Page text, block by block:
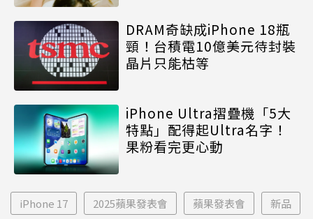
DRAM奇缺成iPhone 18瓶
頸！台積電10億美元待封裝
晶片只能枯等
iPhone Ultra摺疊機「5大
特點」配得起Ultra名字！
果粉看完更心動
iPhone 17 2025蘋果發表會 蘋果發表會 新品